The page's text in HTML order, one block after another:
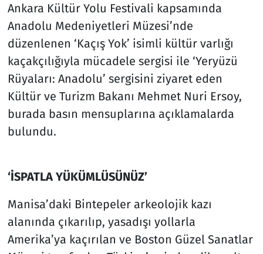
Ankara Kültür Yolu Festivali kapsamında
Anadolu Medeniyetleri Müzesi’nde
düzenlenen ‘Kaçış Yok’ isimli kültür varlığı
kaçakçılığıyla mücadele sergisi ile ‘Yeryüzü
Rüyaları: Anadolu’ sergisini ziyaret eden
Kültür ve Turizm Bakanı Mehmet Nuri Ersoy,
burada basın mensuplarına açıklamalarda
bulundu.
‘İSPATLA YÜKÜMLÜSÜNÜZ’
Manisa’daki Bintepeler arkeolojik kazı
alanında çıkarılıp, yasadışı yollarla
Amerika’ya kaçırılan ve Boston Güzel Sanatlar
Seçim 2023
Spor
Teknoloji ve Bilim
Televizyon